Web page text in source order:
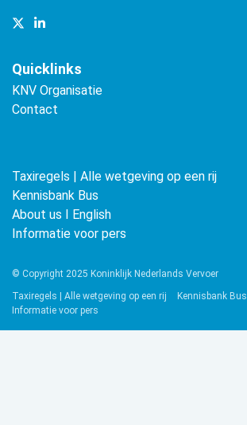
Quicklinks
KNV Organisatie
Contact
Taxiregels | Alle wetgeving op een rij
Kennisbank Bus
About us ǀ English
Informatie voor pers
© Copyright 2025 Koninklijk Nederlands Vervoer
Taxiregels | Alle wetgeving op een rij
Kennisbank Bus
Informatie voor pers